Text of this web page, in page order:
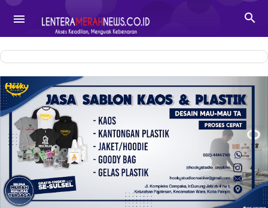
-->
 